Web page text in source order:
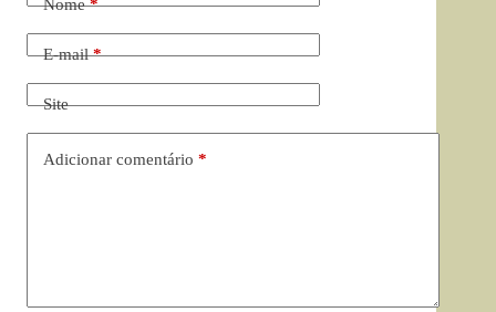
Nome*
E-mail*
Site
Adicionar comentário *